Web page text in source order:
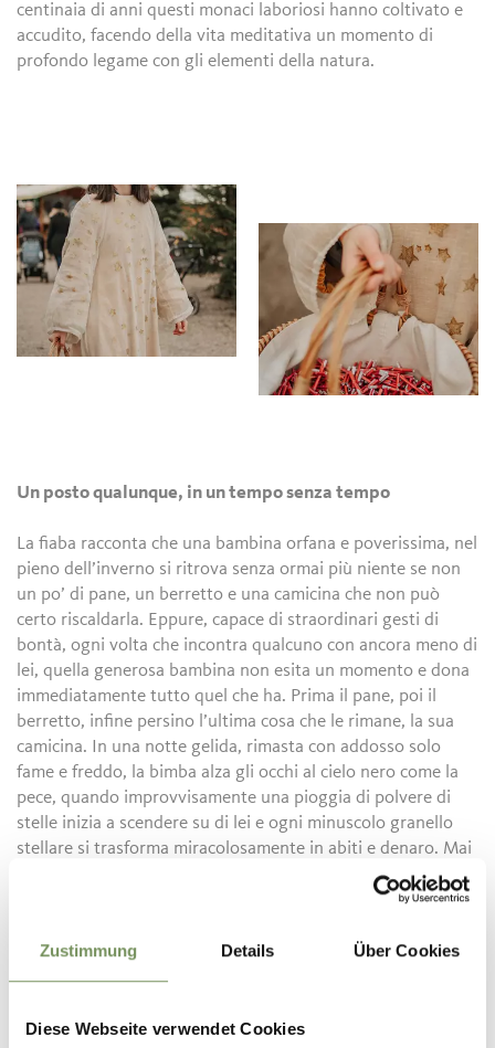
Zustimmung Details Über Cookies
Diese Webseite verwendet Cookies
centinaia di anni questi monaci laboriosi hanno coltivato e
accudito, facendo della vita meditativa un momento di
profondo legame con gli elementi della natura.
Un posto qualunque, in un tempo senza tempo
La fiaba racconta che una bambina orfana e poverissima, nel
pieno dell’inverno si ritrova senza ormai più niente se non
un po’ di pane, un berretto e una camicina che non può
certo riscaldarla. Eppure, capace di straordinari gesti di
bontà, ogni volta che incontra qualcuno con ancora meno di
lei, quella generosa bambina non esita un momento e dona
immediatamente tutto quel che ha. Prima il pane, poi il
berretto, infine persino l’ultima cosa che le rimane, la sua
camicina. In una notte gelida, rimasta con addosso solo
fame e freddo, la bimba alza gli occhi al cielo nero come la
pece, quando improvvisamente una pioggia di polvere di
stelle inizia a scendere su di lei e ogni minuscolo granello
stellare si trasforma miracolosamente in abiti e denaro. Mai
più sarà affamata, mai più infreddolita, eppure per sempre
quella generosa bambina continuerà a donare agli altri
mai con addosso solo fame e freddo.